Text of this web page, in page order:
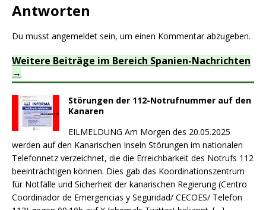
Antworten
Du musst angemeldet sein, um einen Kommentar abzugeben.
Weitere Beiträge im Bereich Spanien-Nachrichten
Störungen der 112-Notrufnummer auf den
Kanaren
EILMELDUNG Am Morgen des 20.05.2025
werden auf den Kanarischen Inseln Störungen im nationalen
Telefonnetz verzeichnet, die die Erreichbarkeit des Notrufs 112
beeinträchtigen können. Dies gab das Koordinationszentrum
für Notfälle und Sicherheit der kanarischen Regierung (Centro
Coordinador de Emergencias y Seguridad/ CECOES/ Telefon